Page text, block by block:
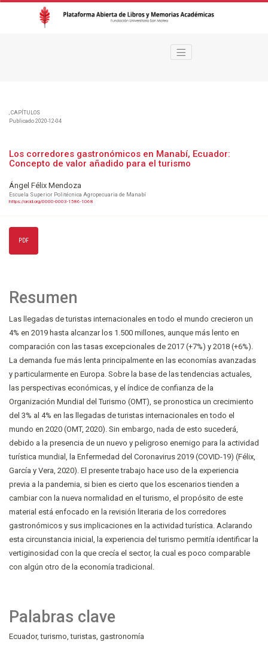
, CAPÍTULOS
Los corredores gastronómicos en Manabí, Ecuador:
Concepto de valor añadido para el turismo
Publicado 2020-12-04
Ángel Félix Mendoza
Escuela Superior Politécnica Agropecuaria de Manabí
https://orcid.org/0000-0003-1586-1068
PDF
Palabras clave
Ecuador turismo turistas gastronomía
Resumen
Las llegadas de turistas internacionales en todo el mundo crecieron un
4% en 2019 hasta alcanzar los 1.500 millones, aunque más lento en
comparación con las tasas excepcionales de 2017 (+7%) y 2018 (+6%).
La demanda fue más lenta principalmente en las economías avanzadas
y particularmente en Europa. Sobre la base de las tendencias actuales,
las perspectivas económicas, y el índice de confianza de la
Organización Mundial del Turismo (OMT), se pronostica un crecimiento
del 3% al 4% en las llegadas de turistas internacionales en todo el
mundo en 2020 (OMT, 2020). Sin embargo, nada de esto sucederá,
debido a la presencia de un nuevo y peligroso enemigo para la actividad
turística mundial, la Enfermedad del Coronavirus 2019 (COVID-19) (Félix,
García y Vera, 2020). El presente trabajo hace uso de la experiencia
previa a la pandemia, si bien es cierto que los escenarios tienden a
cambiar con la nueva normalidad en el turismo, el propósito de este
material está enfocado en la revisión literaria de los corredores
gastronómicos y sus implicaciones en la actividad turística. Aclarando
esta circunstancia inicial, la experiencia del turismo permitía identificar la
vertiginosidad con la que crecía el sector, la cual es poco comparable
con algún otro de la economía tradicional.